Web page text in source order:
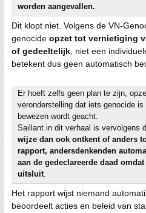
worden aangevallen.
Dit klopt niet. Volgens de VN-
genocide opzet tot vernietiging
of gedeeltelijk , niet een
betekent dus geen automatisch
Er hoeft zelfs geen plan te zijn,
veronderstelling dat iets genocide
bewezen wordt geacht.
Saillant in dit verhaal is vervolgens
wijze dan ook ontkent of anders
rapport, andersdenkenden
aan de gedeclareerde daad
uitsluit.
Het rapport wijst niemand
beoordeelt acties en beleid van